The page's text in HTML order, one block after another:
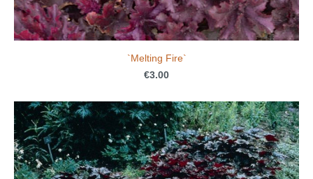
`Melting Fire`
€3.00